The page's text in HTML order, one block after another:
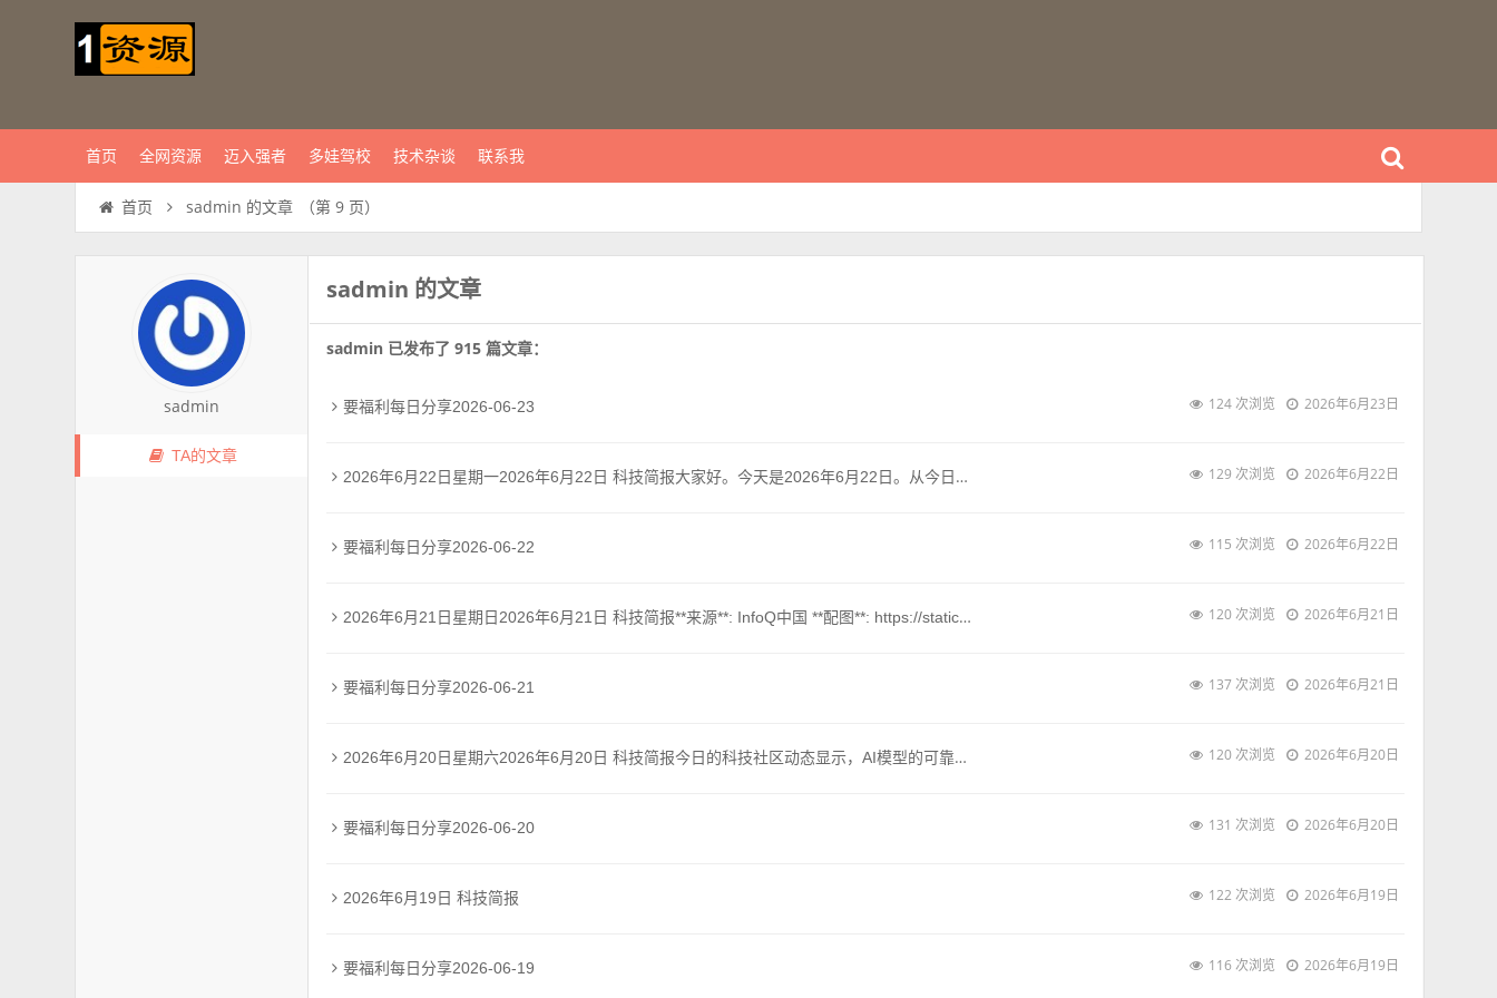
首页 全网资源 迈入强者 多娃驾校 技术杂谈 联系我
首页 sadmin 的文章 （第 9 页）
sadmin
TA的文章
sadmin 的文章
sadmin 已发布了 915 篇文章：
要福利每日分享2026-06-23 124 次浏览 2026年6月23日
2026年6月22日星期一2026年6月22日 科技简报大家好。今天是2026年6月22日。从今日的热门讨论、开源动态与产品资讯中筛选，为您呈现值得关注的科技焦点。阅读全文 → 129 次浏览 2026年6月22日
要福利每日分享2026-06-22 115 次浏览 2026年6月22日
2026年6月21日星期日2026年6月21日 科技简报**来源**: InfoQ中国 **配图**: https://static001.infoq.cn/resource/image/62/0d/62d8eec0cb44ffcc3ee0a7f79d58570d.png **内容总结**: 文章以访谈形式，记录了光象科技成立仅一年就将其工业…阅读全文 → 120 次浏览 2026年6月21日
要福利每日分享2026-06-21 137 次浏览 2026年6月21日
2026年6月20日星期六2026年6月20日 科技简报今日的科技社区动态显示，AI模型的可靠性与伦理规范仍是焦点，同时硬件领域的耐用性与开源创新也带来了惊喜。从企业级技术应用到个人效率工具，创新正持续推动各领域发展。阅读全文 → 120 次浏览 2026年6月20日
要福利每日分享2026-06-20 131 次浏览 2026年6月20日
2026年6月19日 科技简报 122 次浏览 2026年6月19日
要福利每日分享2026-06-19 116 次浏览 2026年6月19日